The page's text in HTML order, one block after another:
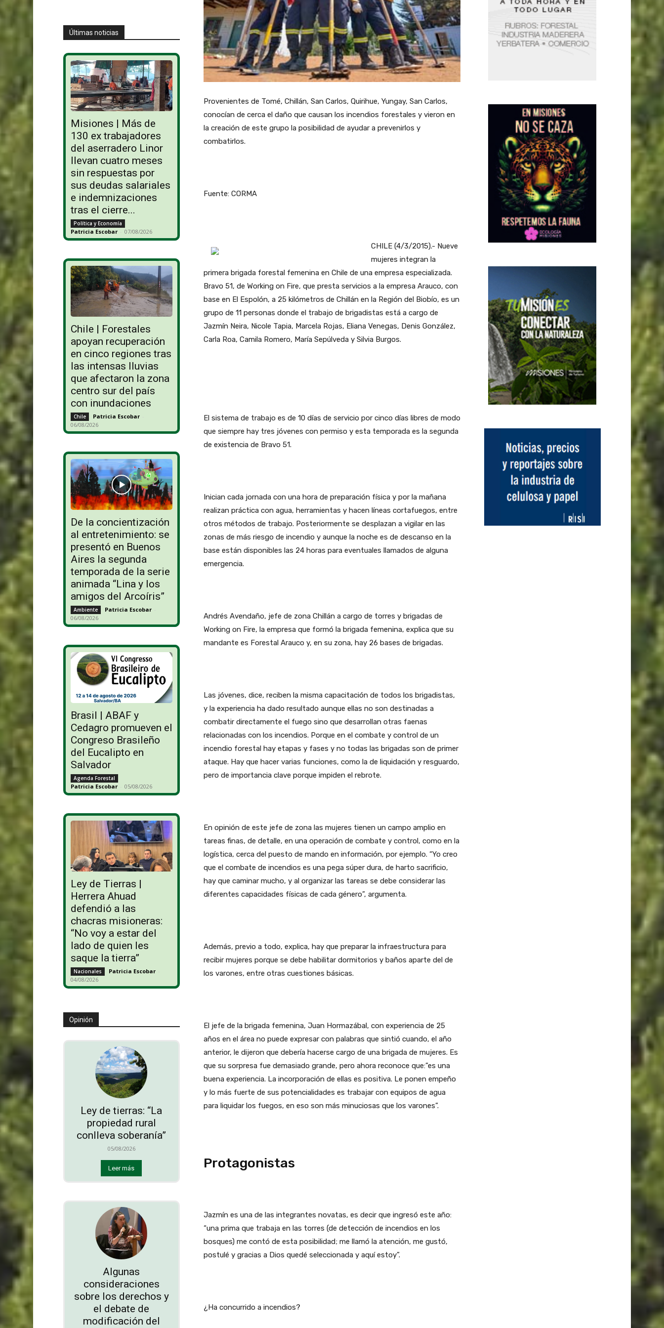
Últimas noticias
Misiones | Más de
130 ex trabajadores
del aserradero Linor
llevan cuatro meses
sin respuestas por
sus deudas salariales
e indemnizaciones
tras el cierre...
Política y Economía
Patricia Escobar - 07/08/2026
Chile | Forestales
apoyan recuperación
en cinco regiones tras
las intensas lluvias
que afectaron la zona
centro sur del país
con inundaciones
Chile Patricia Escobar -
06/08/2026
De la concientización
al entretenimiento: se
presentó en Buenos
Aires la segunda
temporada de la serie
animada “Lina y los
amigos del Arcoíris”
Ambiente Patricia Escobar -
06/08/2026
Brasil | ABAF y
Cedagro promueven el
Congreso Brasileño
del Eucalipto en
Salvador
Agenda Forestal
Patricia Escobar - 05/08/2026
Ley de Tierras |
Herrera Ahuad
defendió a las
chacras misioneras:
“No voy a estar del
lado de quien les
saque la tierra”
Nacionales Patricia Escobar -
04/08/2026
Opinión
Ley de tierras: “La
propiedad rural
conlleva soberanía”
05/08/2026
Leer más
Algunas
consideraciones
sobre los derechos y
el debate de
modificación del
Provenientes de Tomé, Chillán, San Carlos, Quirihue, Yungay, San Carlos,
conocían de cerca el daño que causan los incendios forestales y vieron en
la creación de este grupo la posibilidad de ayudar a prevenirlos y
combatirlos.
Fuente: CORMA
CHILE (4/3/2015).- Nueve
mujeres integran la
primera brigada forestal femenina en Chile de una empresa especializada.
Bravo 51, de Working on Fire, que presta servicios a la empresa Arauco, con
base en El Espolón, a 25 kilómetros de Chillán en la Región del Biobío, es un
grupo de 11 personas donde el trabajo de brigadistas está a cargo de
Jazmín Neira, Nicole Tapia, Marcela Rojas, Eliana Venegas, Denis González,
Carla Roa, Camila Romero, María Sepúlveda y Silvia Burgos.
El sistema de trabajo es de 10 días de servicio por cinco días libres de modo
que siempre hay tres jóvenes con permiso y esta temporada es la segunda
de existencia de Bravo 51.
Inician cada jornada con una hora de preparación física y por la mañana
realizan práctica con agua, herramientas y hacen líneas cortafuegos, entre
otros métodos de trabajo. Posteriormente se desplazan a vigilar en las
zonas de más riesgo de incendio y aunque la noche es de descanso en la
base están disponibles las 24 horas para eventuales llamados de alguna
emergencia.
Andrés Avendaño, jefe de zona Chillán a cargo de torres y brigadas de
Working on Fire, la empresa que formó la brigada femenina, explica que su
mandante es Forestal Arauco y, en su zona, hay 26 bases de brigadas.
Las jóvenes, dice, reciben la misma capacitación de todos los brigadistas,
y la experiencia ha dado resultado aunque ellas no son destinadas a
combatir directamente el fuego sino que desarrollan otras faenas
relacionadas con los incendios. Porque en el combate y control de un
incendio forestal hay etapas y fases y no todas las brigadas son de primer
ataque. Hay que hacer varias funciones, como la de liquidación y resguardo,
pero de importancia clave porque impiden el rebrote.
En opinión de este jefe de zona las mujeres tienen un campo amplio en
tareas finas, de detalle, en una operación de combate y control, como en la
logística, cerca del puesto de mando en información, por ejemplo. “Yo creo
que el combate de incendios es una pega súper dura, de harto sacrificio,
hay que caminar mucho, y al organizar las tareas se debe considerar las
diferentes capacidades físicas de cada género”, argumenta.
Además, previo a todo, explica, hay que preparar la infraestructura para
recibir mujeres porque se debe habilitar dormitorios y baños aparte del de
los varones, entre otras cuestiones básicas.
El jefe de la brigada femenina, Juan Hormazábal, con experiencia de 25
años en el área no puede expresar con palabras que sintió cuando, el año
anterior, le dijeron que debería hacerse cargo de una brigada de mujeres. Es
que su sorpresa fue demasiado grande, pero ahora reconoce que:”es una
buena experiencia. La incorporación de ellas es positiva. Le ponen empeño
y lo más fuerte de sus potencialidades es trabajar con equipos de agua
para liquidar los fuegos, en eso son más minuciosas que los varones”.
Protagonistas
Jazmín es una de las integrantes novatas, es decir que ingresó este año:
“una prima que trabaja en las torres (de detección de incendios en los
bosques) me contó de esta posibilidad; me llamó la atención, me gustó,
postulé y gracias a Dios quedé seleccionada y aquí estoy”.
¿Ha concurrido a incendios?